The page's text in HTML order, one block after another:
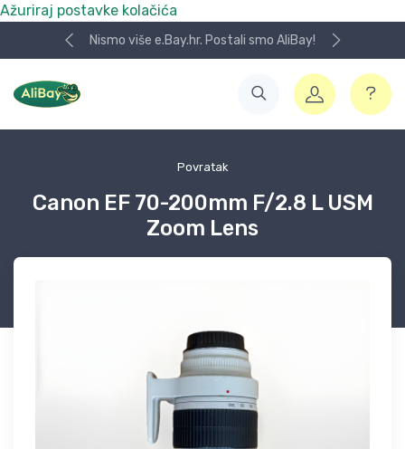
Ažuriraj postavke kolačića
Nismo više e.Bay.hr. Postali smo AliBay!
Povratak
Canon EF 70-200mm F/2.8 L USM
Zoom Lens